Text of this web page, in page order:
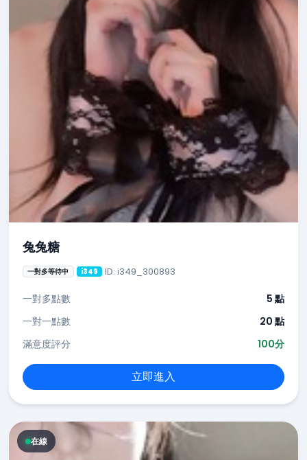
兔兔糖
一對多等待中 i349 ID: i349_300893
一對多點數
5 點
一對一點數
20 點
滿意度評分
100分
立即進入
在線